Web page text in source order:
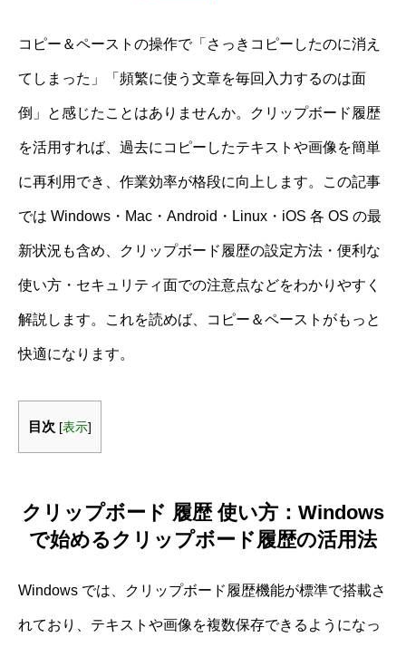
コピー＆ペーストの操作で「さっきコピーしたのに消え
てしまった」「頻繁に使う文章を毎回入力するのは面
倒」と感じたことはありませんか。クリップボード履歴
を活用すれば、過去にコピーしたテキストや画像を簡単
に再利用でき、作業効率が格段に向上します。この記事
では Windows・Mac・Android・Linux・iOS 各 OS の最
新状況も含め、クリップボード履歴の設定方法・便利な
使い方・セキュリティ面での注意点などをわかりやすく
解説します。これを読めば、コピー＆ペーストがもっと
快適になります。
目次 [表示]
クリップボード 履歴 使い方：Windows
で始めるクリップボード履歴の活用法
Windows では、クリップボード履歴機能が標準で搭載さ
れており、テキストや画像を複数保存できるようになっ